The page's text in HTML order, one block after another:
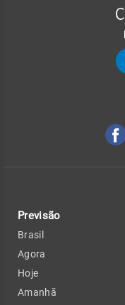
Previsão
Brasil
Agora
Hoje
Amanhã